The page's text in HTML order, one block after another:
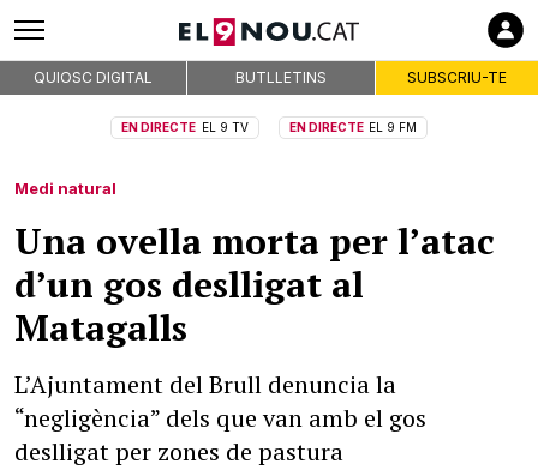
QUIOSC DIGITAL BUTLLETINS SUBSCRIU-TE
EN DIRECTE EL 9 TV EN DIRECTE EL 9 FM
Medi natural
Una ovella morta per l’atac
d’un gos deslligat al
Matagalls
L’Ajuntament del Brull denuncia la
“negligència” dels que van amb el gos
deslligat per zones de pastura